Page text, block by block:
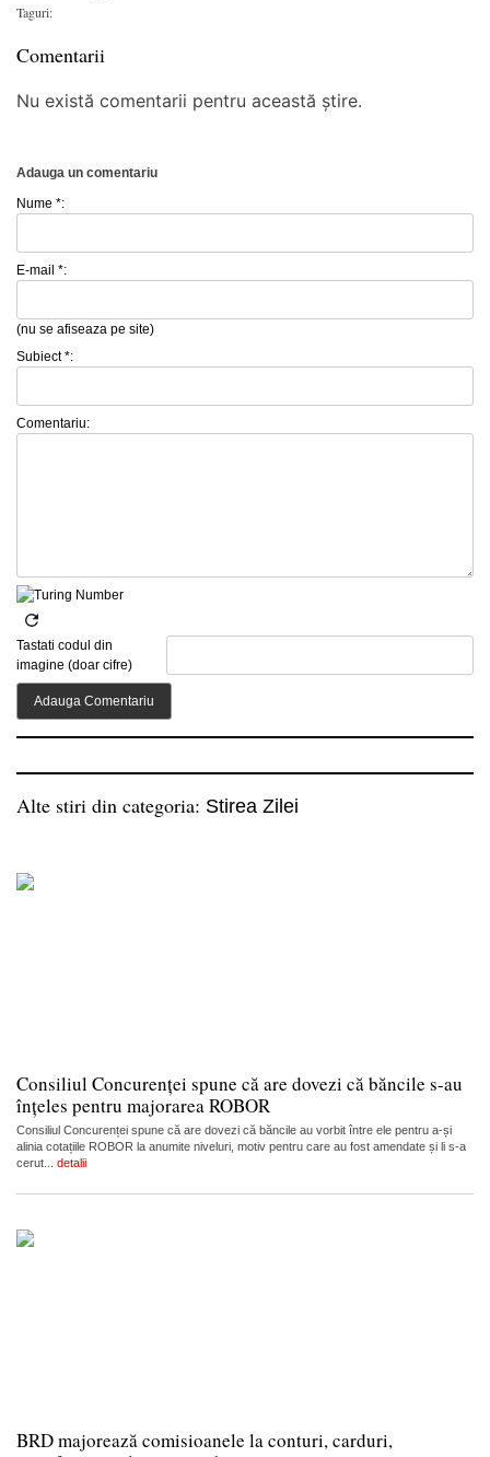
Taguri:
Comentarii
Nu există comentarii pentru această știre.
Adauga un comentariu
Nume *:
E-mail *:
(nu se afiseaza pe site)
Subiect *:
Comentariu:
Tastati codul din
imagine (doar cifre)
Alte stiri din categoria: Stirea Zilei
Consiliul Concurenței spune că are dovezi că băncile s-au
înțeles pentru majorarea ROBOR
Consiliul Concurenței spune că are dovezi că băncile au vorbit între ele pentru a-și
alinia cotațiile ROBOR la anumite niveluri, motiv pentru care au fost amendate și li s-a
cerut... detalii
BRD majorează comisioanele la conturi, carduri,